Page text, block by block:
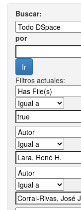
Buscar:
por
Filtros actuales: